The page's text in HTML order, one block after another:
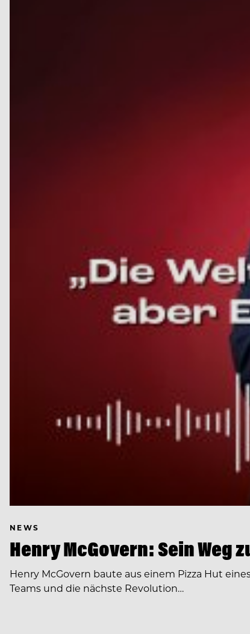
NEWS
Henry McGovern: Sein
Henry McGovern baute aus einem Pizza Hut
Teams und die nächste Revolution…